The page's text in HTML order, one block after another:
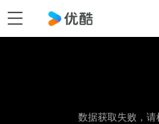
数据获取失败，